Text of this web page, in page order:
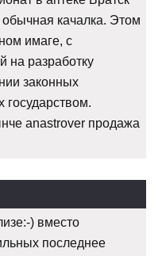
качалка. Этом
имаге, с
на разработку
законных
anastrover продажа
) вместо
последнее